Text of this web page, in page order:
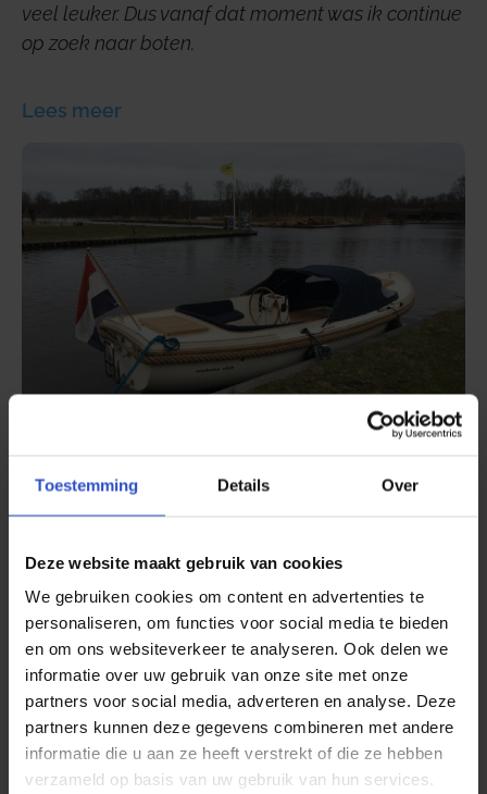
Toestemming Details Over
Deze website maakt gebruik van cookies
We gebruiken cookies om content en advertenties te
personaliseren, om functies voor social media te bieden
en om ons websiteverkeer te analyseren. Ook delen we
informatie over uw gebruik van onze site met onze
partners voor social media, adverteren en analyse. Deze
partners kunnen deze gegevens combineren met andere
informatie die u aan ze heeft verstrekt of die ze hebben
verzameld op basis van uw gebruik van hun services.
veel leuker. Dus vanaf dat moment was ik continue
op zoek naar boten.
Lees meer
Facebook voor meer video’s over
VAN LEIJEN Watersport
FOTO'S